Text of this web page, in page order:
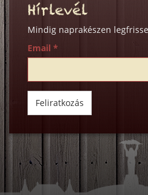
Hírlevél
Mindig naprakészen
Email *
Feliratkozás